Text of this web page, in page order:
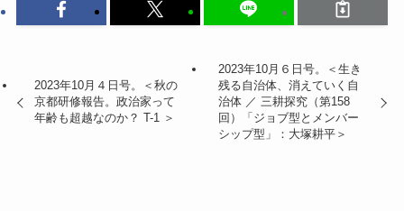
2023年10月４日号。＜秋の
京都研修報告。政治家って
年齢も超越なのか？ T-1 ＞
2023年10月６日号。＜生き
残る自治体、消えていく自
治体 ／ 三耕探究（第158
回）「ジョブ型とメンバー
シップ型」：大塚耕平＞